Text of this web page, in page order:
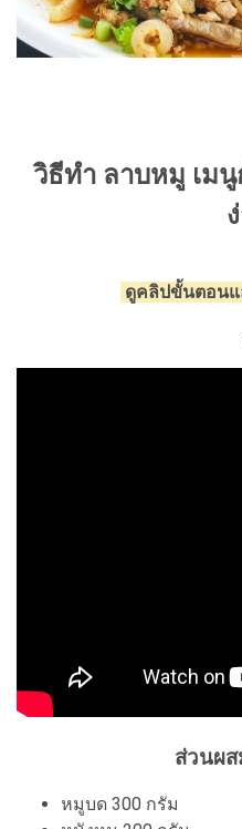
วิธีทำ ลาบหมู เม
ดูคลิปขั้นตอนแ
ส่วนผ
หมูบด 300 กรัม